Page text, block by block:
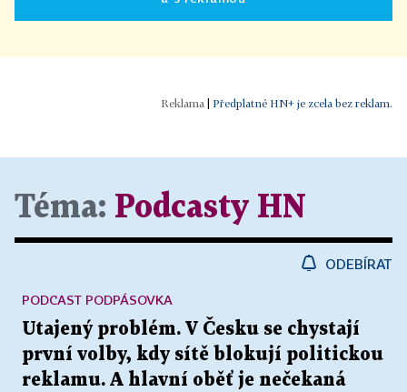
Předplatné HN+ je zcela bez reklam.
Téma: Podcasty HN
ODEBÍRAT
Utajený problém. V Česku se chystají
první volby, kdy sítě blokují politickou
reklamu. A hlavní oběť je nečekaná
PODCAST PODPÁSOVKA